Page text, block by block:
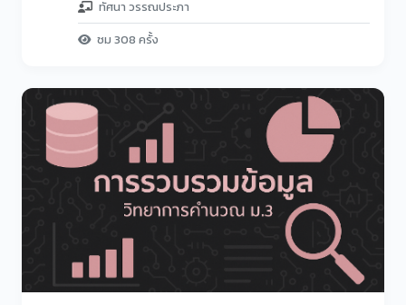
ทัศนา วรรณประภา
ชม 308 ครั้ง